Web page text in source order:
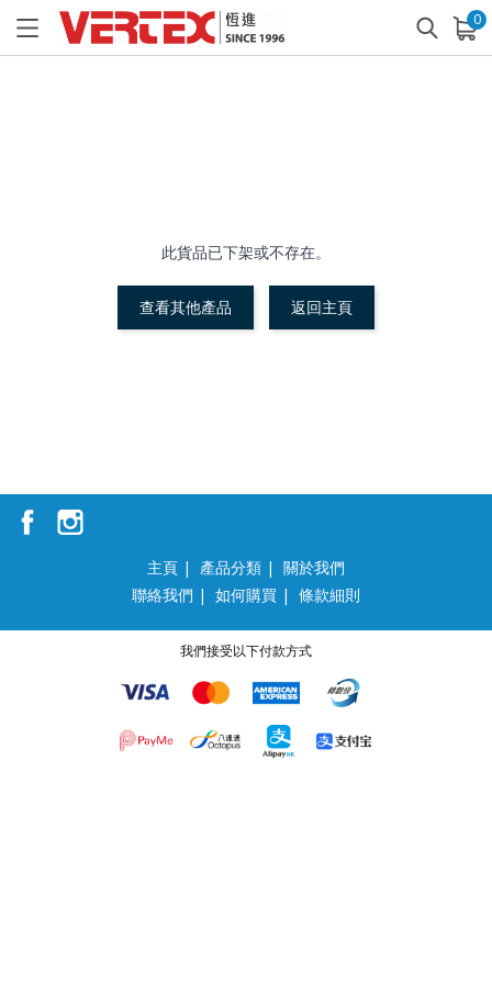
0
已加入購物車 查看
此貨品已下架或不存在。
查看其他產品 返回主頁
主頁 | 產品分類 | 關於我們
聯絡我們 | 如何購買 | 條款細則
我們接受以下付款方式